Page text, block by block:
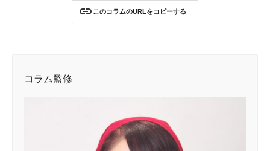
このコラムのURLをコピーする
コラム監修